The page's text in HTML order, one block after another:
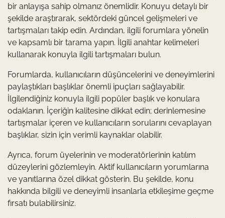
bir anlayışa sahip olmanız önemlidir. Konuyu detaylı bir
şekilde araştırarak, sektördeki güncel gelişmeleri ve
tartışmaları takip edin. Ardından, ilgili forumlara yönelin
ve kapsamlı bir tarama yapın. İlgili anahtar kelimeleri
kullanarak konuyla ilgili tartışmaları bulun.
Forumlarda, kullanıcıların düşüncelerini ve deneyimlerini
paylaştıkları başlıklar önemli ipuçları sağlayabilir.
İlgilendiğiniz konuyla ilgili popüler başlık ve konulara
odaklanın. İçeriğin kalitesine dikkat edin; derinlemesine
tartışmalar içeren ve kullanıcıların sorularını cevaplayan
başlıklar, sizin için verimli kaynaklar olabilir.
Ayrıca, forum üyelerinin ve moderatörlerinin katılım
düzeylerini gözlemleyin. Aktif kullanıcıların yorumlarına
ve yanıtlarına özel dikkat gösterin. Bu şekilde, konu
hakkında bilgili ve deneyimli insanlarla etkileşime geçme
fırsatı bulabilirsiniz.